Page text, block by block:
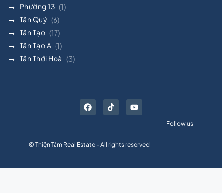
Phường 13 (1)
Tân Quý (6)
Tân Tạo (17)
Tân Tạo A (1)
Tân Thới Hoà (3)
© Thiện Tâm Real Estate - All rights reserved
Follow us